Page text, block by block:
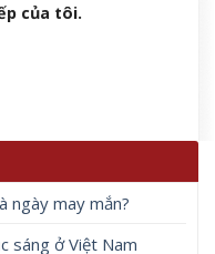
của tôi.
ngày may mắn?
sáng ở Việt Nam